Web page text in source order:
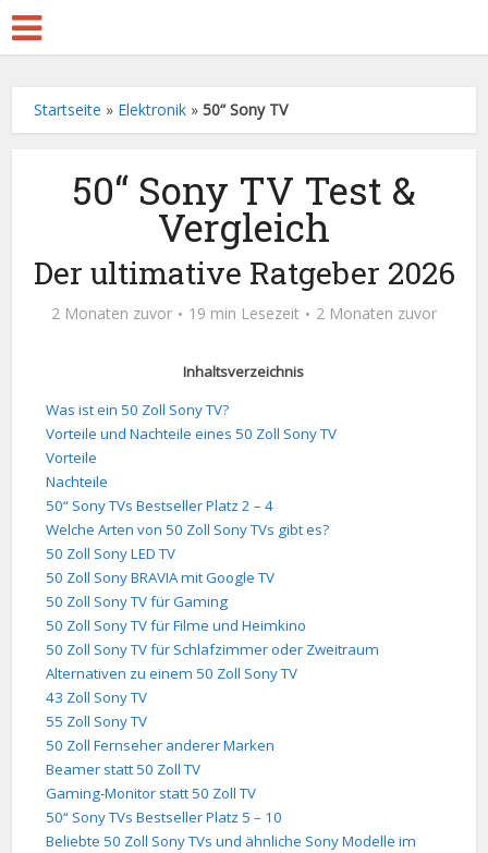
Startseite » Elektronik »50“ Sony TV
50“ Sony TV Test &
Vergleich
Der ultimative Ratgeber 2026
2 Monaten zuvor 19 min Lesezeit 2 Monaten zuvor
Inhaltsverzeichnis
Was ist ein 50 Zoll Sony TV?
Vorteile und Nachteile eines 50 Zoll Sony TV
Vorteile
Nachteile
50“ Sony TVs Bestseller Platz 2 – 4
Welche Arten von 50 Zoll Sony TVs gibt es?
50 Zoll Sony LED TV
50 Zoll Sony BRAVIA mit Google TV
50 Zoll Sony TV für Gaming
50 Zoll Sony TV für Filme und Heimkino
50 Zoll Sony TV für Schlafzimmer oder Zweitraum
Alternativen zu einem 50 Zoll Sony TV
43 Zoll Sony TV
55 Zoll Sony TV
50 Zoll Fernseher anderer Marken
Beamer statt 50 Zoll TV
Gaming-Monitor statt 50 Zoll TV
50“ Sony TVs Bestseller Platz 5 – 10
Beliebte 50 Zoll Sony TVs und ähnliche Sony Modelle im